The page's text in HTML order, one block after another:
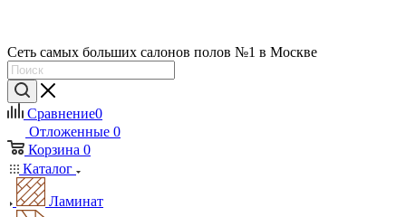
Сеть самых больших салонов полов №1 в Москве
Сравнение0
Отложенные 0
Корзина 0
Каталог
Ламинат